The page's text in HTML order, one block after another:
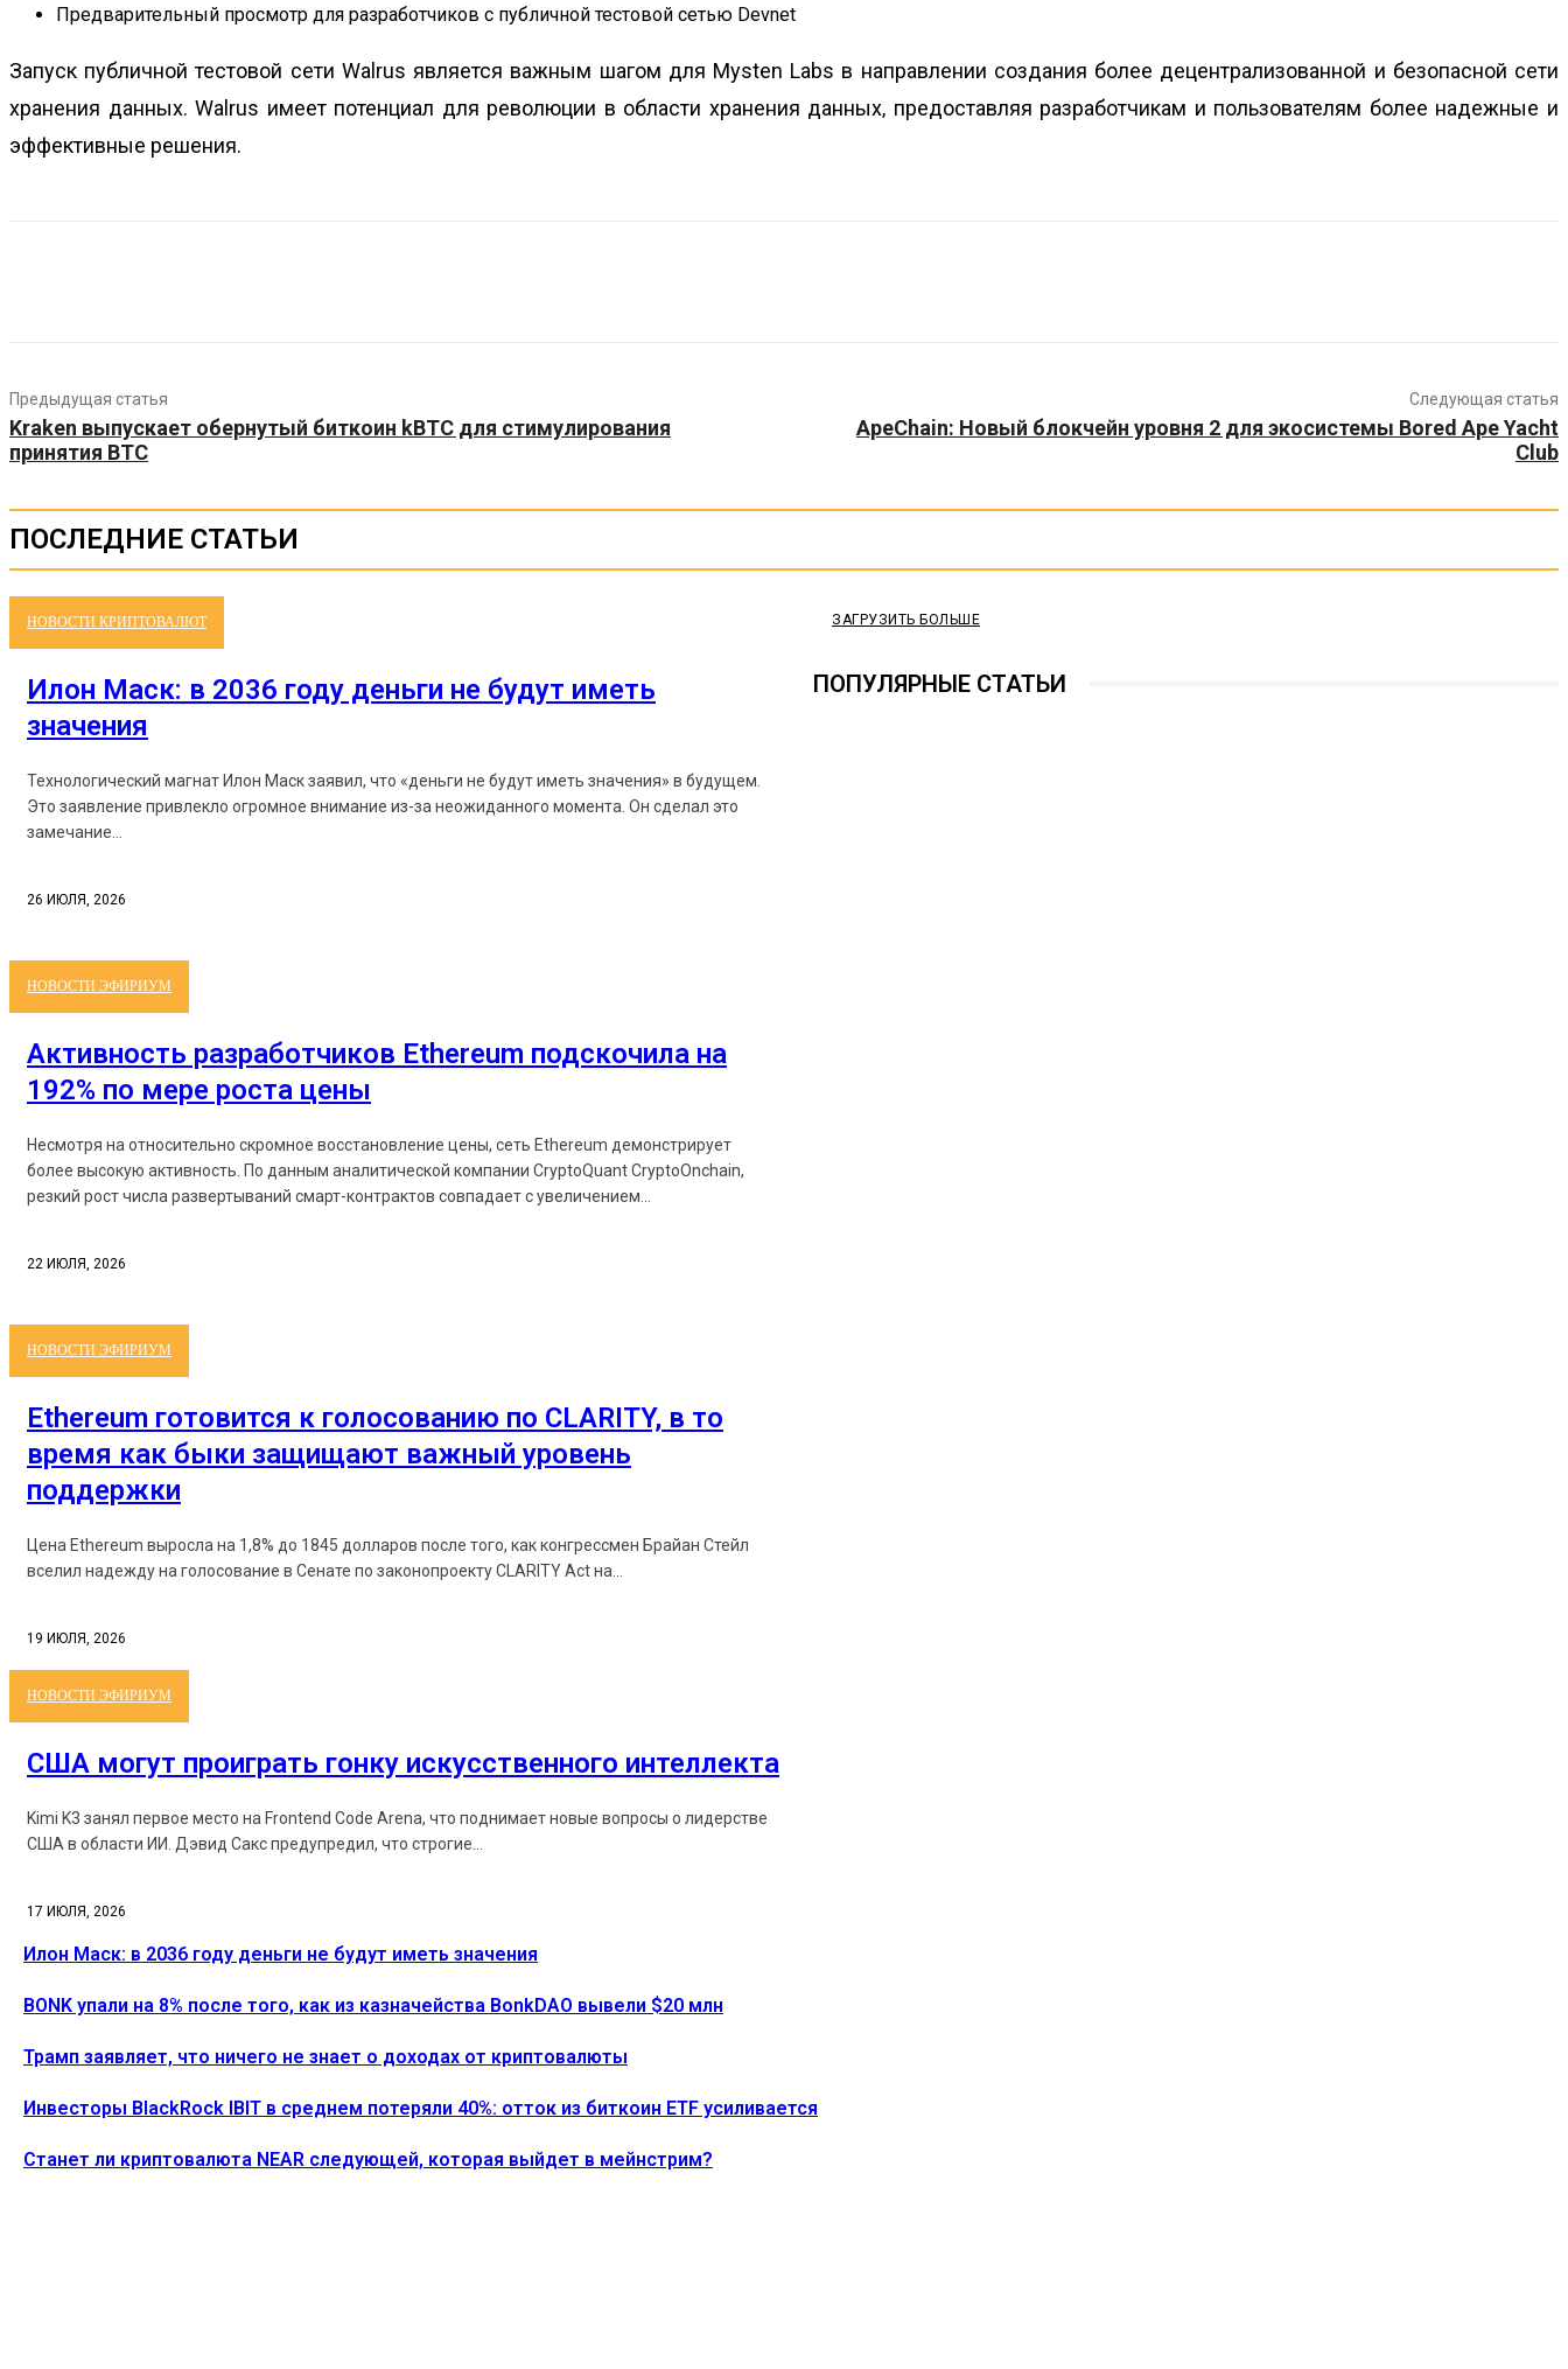
Предварительный просмотр для разработчиков с публичной тестовой сетью Devnet
Запуск публичной тестовой сети Walrus является важным шагом для Mysten Labs в направлении создания более децентрализованной и безопасной сети
хранения данных. Walrus имеет потенциал для революции в области хранения данных‚ предоставляя разработчикам и пользователям более надежные и
эффективные решения.
Предыдущая статья
Kraken выпускает обернутый биткоин kBTC для стимулирования
принятия BTC
Следующая статья
ApeChain: Новый блокчейн уровня 2 для экосистемы Bored Ape Yacht
Club
ПОСЛЕДНИЕ СТАТЬИ
НОВОСТИ КРИПТОВАЛЮТ
Илон Маск: в 2036 году деньги не будут иметь
значения
Технологический магнат Илон Маск заявил, что «деньги не будут иметь значения» в будущем.
Это заявление привлекло огромное внимание из-за неожиданного момента. Он сделал это
замечание...
26 ИЮЛЯ, 2026
НОВОСТИ ЭФИРИУМ
Активность разработчиков Ethereum подскочила на
192% по мере роста цены
Несмотря на относительно скромное восстановление цены, сеть Ethereum демонстрирует
более высокую активность. По данным аналитической компании CryptoQuant CryptoOnchain,
резкий рост числа развертываний смарт-контрактов совпадает с увеличением...
22 ИЮЛЯ, 2026
НОВОСТИ ЭФИРИУМ
Ethereum готовится к голосованию по CLARITY, в то
время как быки защищают важный уровень
поддержки
Цена Ethereum выросла на 1,8% до 1845 долларов после того, как конгрессмен Брайан Стейл
вселил надежду на голосование в Сенате по законопроекту CLARITY Act на...
19 ИЮЛЯ, 2026
НОВОСТИ ЭФИРИУМ
США могут проиграть гонку искусственного интеллекта
Kimi K3 занял первое место на Frontend Code Arena, что поднимает новые вопросы о лидерстве
США в области ИИ. Дэвид Сакс предупредил, что строгие...
17 ИЮЛЯ, 2026
ЗАГРУЗИТЬ БОЛЬШЕ
ПОПУЛЯРНЫЕ СТАТЬИ
Илон Маск: в 2036 году деньги не будут иметь значения
BONK упали на 8% после того, как из казначейства BonkDAO вывели $20 млн
Трамп заявляет, что ничего не знает о доходах от криптовалюты
Инвесторы BlackRock IBIT в среднем потеряли 40%: отток из биткоин ETF усиливается
Станет ли криптовалюта NEAR следующей, которая выйдет в мейнстрим?